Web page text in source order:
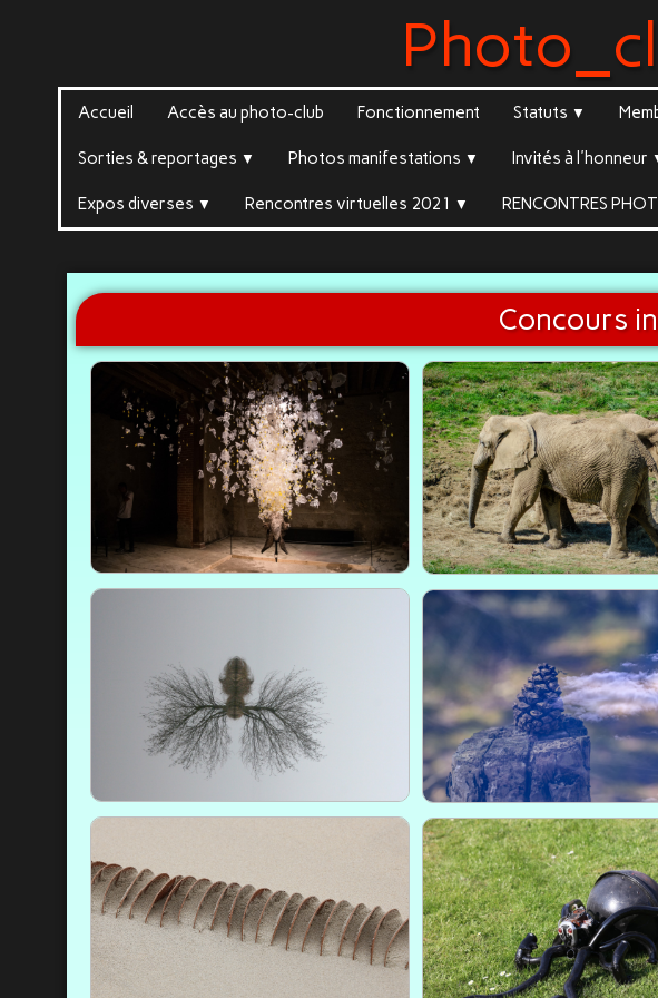
Accueil Accès au photo-club Fonctionnement Statuts ▼
Sorties & reportages ▼ Photos manifestations ▼ Invités à l'honneur
Expos diverses ▼ Rencontres virtuelles 2021 ▼ RENCONTRES
Concours